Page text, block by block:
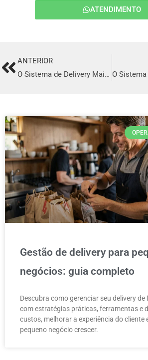
ATENDIMENTO
PrevANTERIOR
O Sistema de Delivery Mais Completo e Eficiente em Santo Ângelo
Gestão de delivery para
negócios: guia completo
Descubra como gerenciar seu delivery
com estratégias práticas, ferramentas e
custos, melhorar a experiência do cliente
pequeno negócio crescer.